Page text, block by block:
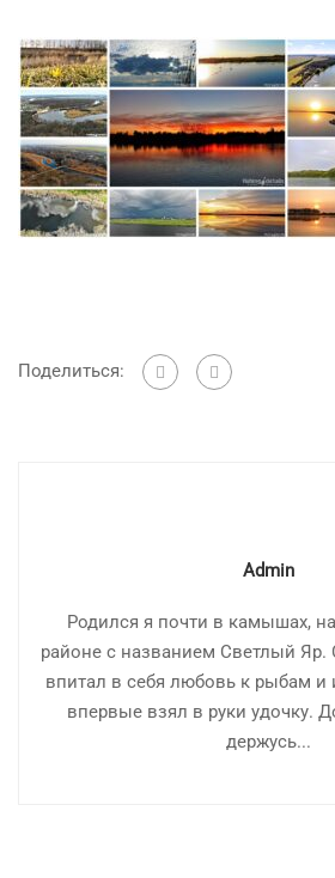
Поделиться:
Admin
Родился я почти в камышах, на
районе с названием Светлый
впитал в себя любовь к рыбам и
впервые взял в руки удочку.
держусь...